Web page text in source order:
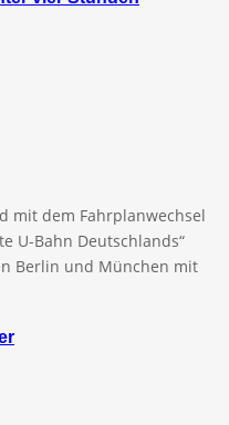
mit dem Fahrplanwechsel
U-Bahn Deutschlands“
Berlin und München mit